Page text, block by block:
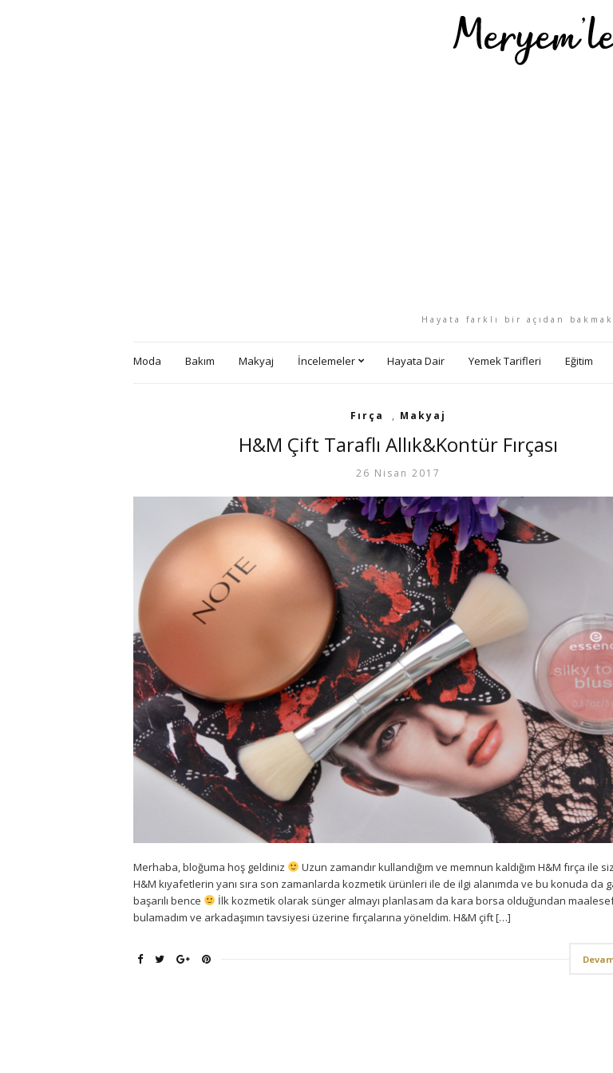
Hayata farklı bir açıdan
Moda Bakım Makyaj İncelemeler Hayata Dair Yemek Tarifleri Eğitim
Fırça , Makyaj
H&M Çift Taraflı Allık&Kontür Fırçası
26 Nisan 2017
Merhaba, bloğuma hoş geldiniz
Uzun zamandır kullandığım ve memnun kaldığım H&M fırça ile
H&M kıyafetlerin yanı sıra son zamanlarda kozmetik ürünleri ile de ilgi alanımda ve bu konuda da
başarılı bence
İlk kozmetik olarak sünger almayı planlasam da kara borsa olduğundan
bulamadım ve arkadaşımın tavsiyesi üzerine fırçalarına yöneldim. H&M çift […]